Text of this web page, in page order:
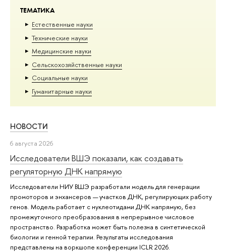
ТЕМАТИКА
Естественные науки
Тех­ничес­кие науки
Медицинские науки
Сельскохозяйственные науки
Социальные науки
Гуманитарные науки
НОВОСТИ
6 августа 2026
Исследователи ВШЭ показали, как создавать
регуляторную ДНК напрямую
Исследователи НИУ ВШЭ разработали модель для генерации
промоторов и энхансеров — участков ДНК, регулирующих работу
генов. Модель работает с нуклеотидами ДНК напрямую, без
промежуточного преобразования в непрерывное числовое
пространство. Разработка может быть полезна в синтетической
биологии и генной терапии. Результаты исследования
представлены на воркшопе конференции ICLR 2026.